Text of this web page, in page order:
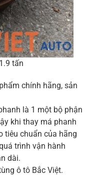
tấn
chính hãng, sản
là 1 một bộ phận
khi thay má phanh
tiêu chuẩn của hãng
trình vận hành
dài.
ô tô Bắc Việt.